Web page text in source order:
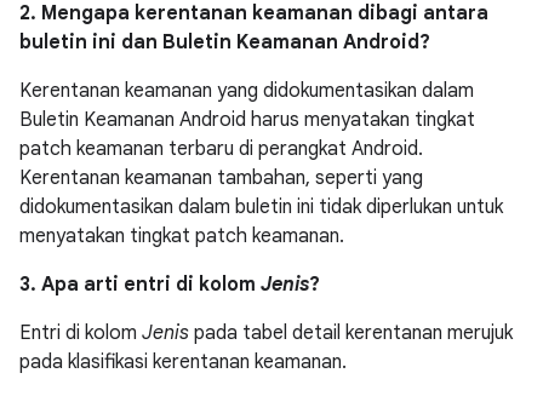
2. Mengapa kerentanan keamanan dibagi antara
buletin ini dan Buletin Keamanan Android?
Kerentanan keamanan yang didokumentasikan dalam
Buletin Keamanan Android harus menyatakan tingkat
patch keamanan terbaru di perangkat Android.
Kerentanan keamanan tambahan, seperti yang
didokumentasikan dalam buletin ini tidak diperlukan untuk
menyatakan tingkat patch keamanan.
3. Apa arti entri di kolom Jenis?
Entri di kolom Jenis pada tabel detail kerentanan merujuk
pada klasifikasi kerentanan keamanan.